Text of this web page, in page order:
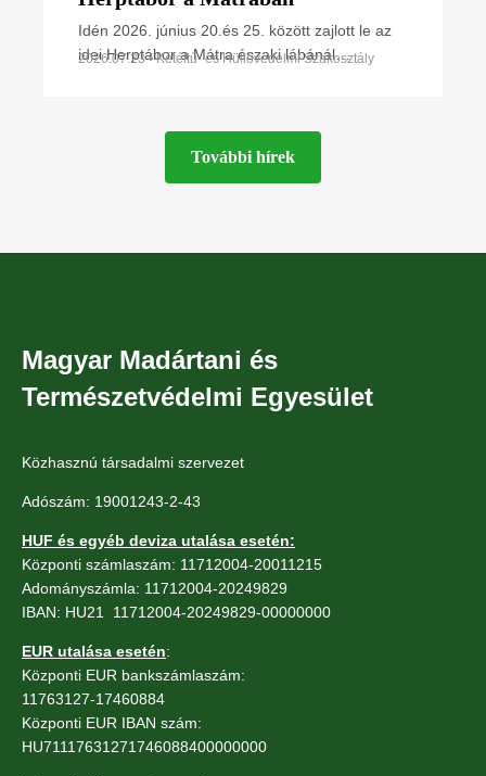
Idén 2026. június 20.és 25. között zajlott le az
idei Herptábor a Mátra északi lábánál
2026.07.23 • Kétéltű- és Hüllővédelmi Szakosztály
További hírek
Magyar Madártani és
Természetvédelmi Egyesület
Közhasznú társadalmi szervezet
Adószám: 19001243-2-43
HUF és egyéb deviza utalása esetén:
Központi számlaszám: 11712004-20011215
Adományszámla: 11712004-20249829
IBAN: HU21 11712004-20249829-00000000
EUR utalása esetén:
Központi EUR bankszámlaszám:
11763127-17460884
Központi EUR IBAN szám:
HU71117631271746088400000000